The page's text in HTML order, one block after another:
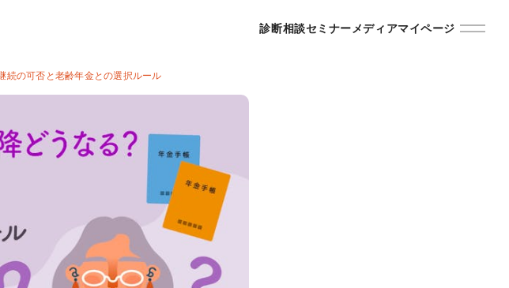
診断相談セミナーメディアマイページ
続の可否と老齢年金との選択ルール